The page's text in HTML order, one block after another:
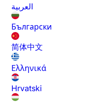
العربية
Български
简体中文
Ελληνικά
Hrvatski